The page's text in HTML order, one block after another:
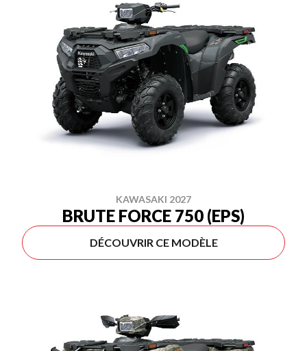
KAWASAKI 2027
BRUTE FORCE 750 (EPS)
DÉCOUVRIR CE MODÈLE